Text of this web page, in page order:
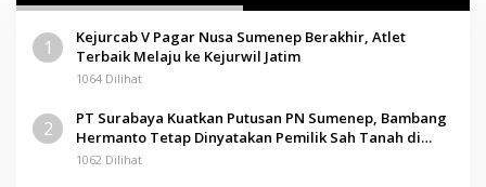
1
Kejurcab V Pagar Nusa Sumenep Berakhir, Atlet
Terbaik Melaju ke Kejurwil Jatim
1064 Dilihat
2
PT Surabaya Kuatkan Putusan PN Sumenep, Bambang
Hermanto Tetap Dinyatakan Pemilik Sah Tanah di
Pamolokan
1062 Dilihat